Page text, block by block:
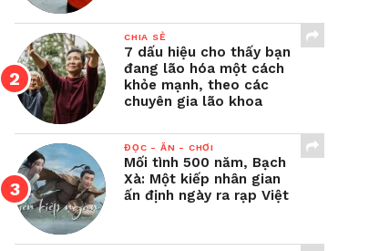
CHIA SẺ
7 dấu hiệu cho thấy bạn
đang lão hóa một cách
khỏe mạnh, theo các
chuyên gia lão khoa
ĐỌC - ĂN - CHƠI
Mối tình 500 năm, Bạch
Xà: Một kiếp nhân gian
ấn định ngày ra rạp Việt